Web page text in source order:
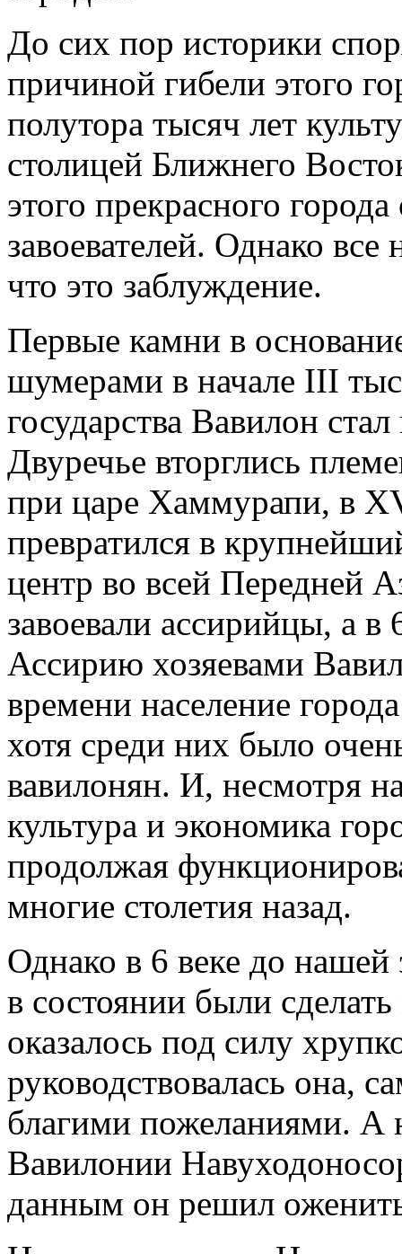
До сих пор историки
причиной гибели этого
полутора тысяч лет
столицей Ближнего
этого прекрасного
завоевателей. Однако
что это заблуждение.
Первые камни в
шумерами в начале III
государства Вавилон
Двуречье вторглись
при царе Хаммурапи, в
превратился в
центр во всей Передней
завоевали ассирийцы, а в
Ассирию хозяевами
времени население
хотя среди них было
вавилонян. И, несмотря
культура и экономика
продолжая
многие столетия назад.
Однако в 6 веке до нашей
в состоянии были
оказалось под силу
руководствовалась она,
благими пожеланиями. А
Вавилонии
данным он решил